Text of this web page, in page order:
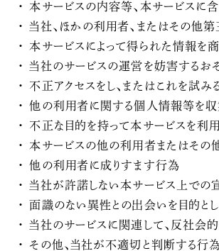
本サービスの内容等、本サービスに
当社、ほかの利用者、またはその他
本サービスによって得られた情報を
当社のサービスの運営を妨害するお
不正アクセスをし、またはこれを試み
他の利用者に関する個人情報等を
不正な目的を持って本サービスを利
本サービスの他の利用者またはその
他の利用者に成りすます行為
当社が許諾しない本サービス上での
面識のない異性との出会いを目的と
当社のサービスに関連して、反社会
その他、当社が不適切と判断する行為